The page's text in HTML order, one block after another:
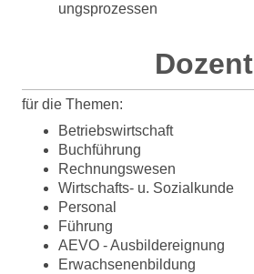
ungsprozessen
Dozent
für die Themen:
Betriebswirtschaft
Buchführung
Rechnungswesen
Wirtschafts- u. Sozialkunde
Personal
Führung
AEVO - Ausbildereignung
Erwachsenenbildung